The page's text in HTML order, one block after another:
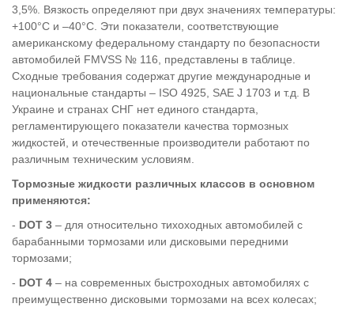
3,5%. Вязкость определяют при двух значениях температуры:
+100°C и –40°C. Эти показатели, соответствующие
американскому федеральному стандарту по безопасности
автомобилей FMVSS № 116, представлены в таблице.
Сходные требования содержат другие международные и
национальные стандарты – ISO 4925, SAE J 1703 и т.д. В
Украине и странах СНГ нет единого стандарта,
регламентирующего показатели качества тормозных
жидкостей, и отечественные производители работают по
различным техническим условиям.
Тормозные жидкости различных классов в основном
применяются:
- DOT 3 – для относительно тихоходных автомобилей с
барабанными тормозами или дисковыми передними
тормозами;
- DOT 4 – на современных быстроходных автомобилях с
преимущественно диcковыми тормозами на всех колесах;